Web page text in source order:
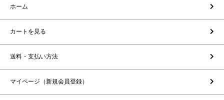
ホーム
カートを見る
送料・支払い方法
マイページ（新規会員登録）